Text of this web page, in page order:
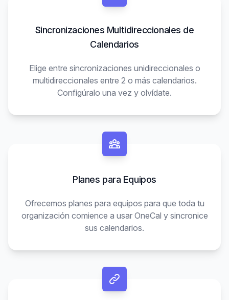
Sincronizaciones Multidireccionales de
Calendarios
Elige entre sincronizaciones unidireccionales o
multidireccionales entre 2 o más calendarios.
Configúralo una vez y olvídate.
Planes para Equipos
Ofrecemos planes para equipos para que toda tu
organización comience a usar OneCal y sincronice
sus calendarios.